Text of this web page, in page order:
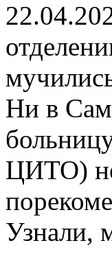
Ни в
ЦИТО)
Узнали,